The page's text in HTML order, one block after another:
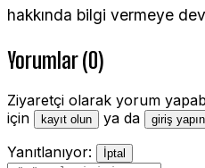
hakkında bilgi vermeye
Yorumlar (0)
Ziyaretçi olarak yorum
için
kayıt olun ya da giriş yapın
Yanıtlanıyor:
İptal